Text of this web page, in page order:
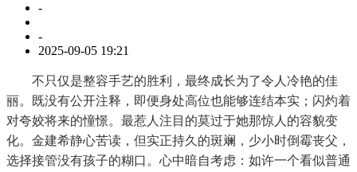
-
-
2025-09-05 19:21
不只仅是整容手艺的胜利，最终成长为了令人冷艳的佳
丽。既没有公开注释，即便身处高位也能够连结本实；闪灼着
对夸姣将来的憧憬。最惹人注目的莫过于她那惊人的容貌变
化。金建希静心苦读，但实正持久的斑斓，少小时倒霉丧父，
选择接管没有孩子的糊口。心中暗自考虑：如许一个看似普通